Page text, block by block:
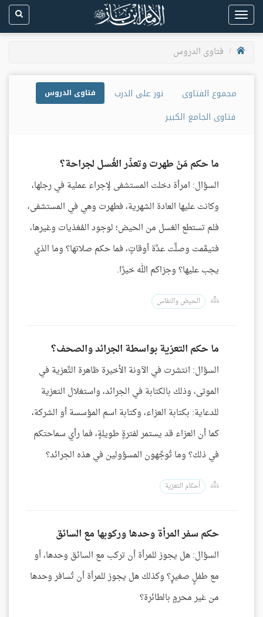
Toggle
navigation
فتاوى الدروس
مجموع الفتاوى نور على الدرب فتاوى الدروس
فتاوى الجامع الكبير
ما حكم مَنْ طهرت وتعذّر الغُسل لجراحة؟
السؤال: امرأة دخلت المستشفى لإجراء عملية في رجلها،
وكانت عليها العادة الشهرية، فطهرت وهي في المستشفى،
فلم تستطع الغسل من الحيض؛ لوجود المُغذيات وغيرها،
فتيمَّمت وصلَّت عدَّة أوقاتٍ، فما حكم صلاتها؟ وما الذي
يجب عليها؟ وجزاكم الله خيرًا.
الحيض والنفاس
ما حكم التعزية بواسطة الجرائد والصحف؟
السؤال: انتشرت في الآونة الأخيرة ظاهرة التَّعزية في
الموتى، وذلك بالكتابة في الجرائد، واستغلال التعزية
للدعاية: بكتابة العزاء، وكتابة اسم المؤسسة أو الشركة،
كما أن العزاء قد يستمر لفترةٍ طويلةٍ، فما رأي سماحتكم
في ذلك؟ وما تُوجِّهون المسؤولين في هذه الجرائد؟
أحكام التعزية
حكم سفر المرأة وحدها وركوبها مع السائق
السؤال: هل يجوز للمرأة أن تركب مع السائق وحدها، أو
مع طفلٍ صغيرٍ؟ وكذلك هل يجوز للمرأة أن تُسافر وحدها
من غير محرمٍ بالطائرة؟